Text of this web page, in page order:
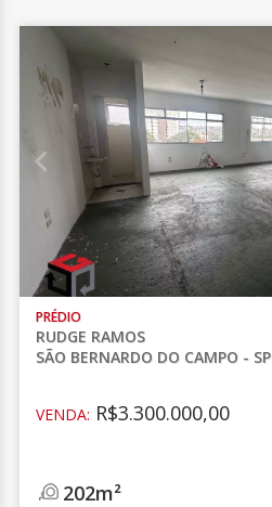
PRÉDIO
RUDGE RAMOS
SÃO BERNARDO DO CAMPO - SP
VENDA: R$3.300.000,00
202m²